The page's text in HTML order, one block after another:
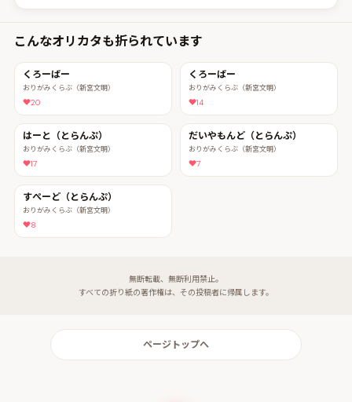
こんなオリカタも折られています
くろーばー
おりがみくらぶ（新宮文明）
20
くろーばー
おりがみくらぶ（新宮文明）
14
はーと（とらんぷ）
おりがみくらぶ（新宮文明）
17
だいやもんど（とらんぷ）
おりがみくらぶ（新宮文明）
7
すぺーど（とらんぷ）
おりがみくらぶ（新宮文明）
8
無断転載、無断利用禁止。
すべての折り紙の著作権は、その投稿者に帰属します。
ページトップへ